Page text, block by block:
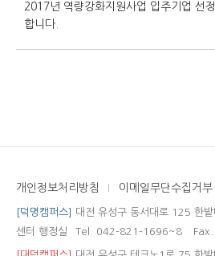
2017년 역량강화지원사업 입주기업 선
합니다.
개인정보처리방침 이메일무단수집거부
[덕명캠퍼스]
대전 유성구 동서대로 125 한
센터 행정실
Tel. 042-821-1696~8